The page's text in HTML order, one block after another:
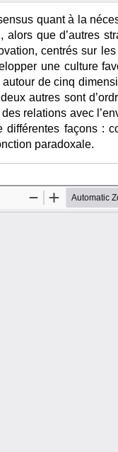
quant à la
alors que d’autres
centrés sur
une culture
de cinq
autres sont
relations avec
façons :
paradoxale.